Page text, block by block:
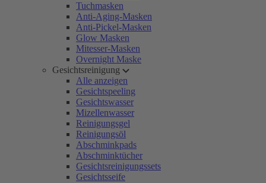
Tuchmasken
Anti-Aging-Masken
Anti-Pickel-Masken
Glow Masken
Mitesser-Masken
Overnight Maske
Gesichtsreinigung
Alle anzeigen
Gesichtspeeling
Gesichtswasser
Mizellenwasser
Reinigungsgel
Reinigungsöl
Abschminkpads
Abschminktücher
Gesichtsreinigungssets
Gesichtsseife